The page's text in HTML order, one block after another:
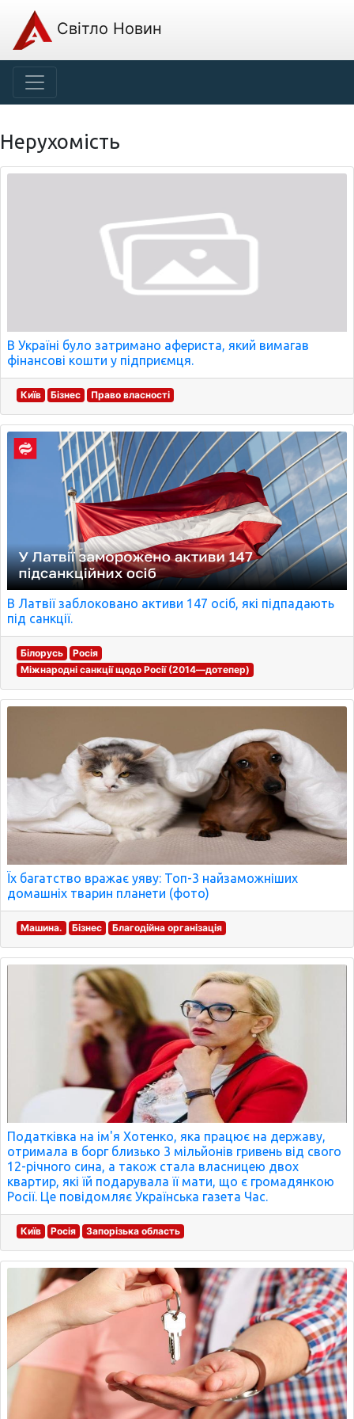
Світло Новин
Нерухомість
В Україні було затримано афериста, який вимагав
фінансові кошти у підприємця.
Київ Бізнес Право власності
В Латвії заблоковано активи 147 осіб, які підпадають
під санкції.
Білорусь
Росія
Міжнародні санкції щодо Росії (2014—дотепер)
Їх багатство вражає уяву: Топ-3 найзаможніших
домашніх тварин планети (фото)
Машина. Бізнес Благодійна організація
Податківка на ім'я Хотенко, яка працює на державу,
отримала в борг близько 3 мільйонів гривень від свого
12-річного сина, а також стала власницею двох
квартир, які їй подарувала її мати, що є громадянкою
Росії. Це повідомляє Українська газета Час.
Київ Росія Запорізька область